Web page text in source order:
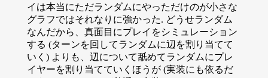
イは本当にただランダムにやっただけのが小さな
グラフではそれなりに強かった. どうせランダム
なんだから、真面目にプレイをシミュレーション
する (ターンを回してランダムに辺を割り当てて
いく) よりも、辺について舐めてランダムにプレ
イヤーを割り当てていくほうが (実装にも依るだ